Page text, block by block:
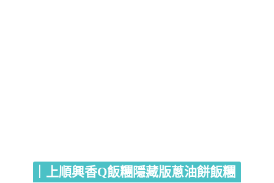
｜上順興香Q飯糰隱藏版蔥油餅飯糰